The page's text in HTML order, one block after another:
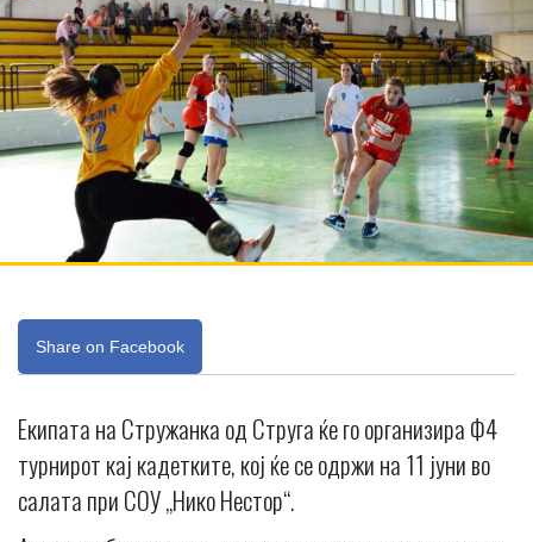
Share on Facebook
Екипата на Стружанка од Струга ќе го организира Ф4
турнирот кај кадетките, кој ќе се одржи на 11 јуни во
салата при СОУ „Нико Нестор“.